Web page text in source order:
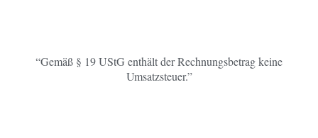
“Gemäß § 19 UStG enthält der Rechnungsbetrag keine
Umsatzsteuer.”